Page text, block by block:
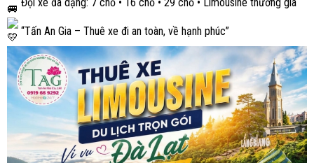
“Tấn An Gia – Thuê xe đi an toàn, về hạnh phúc”